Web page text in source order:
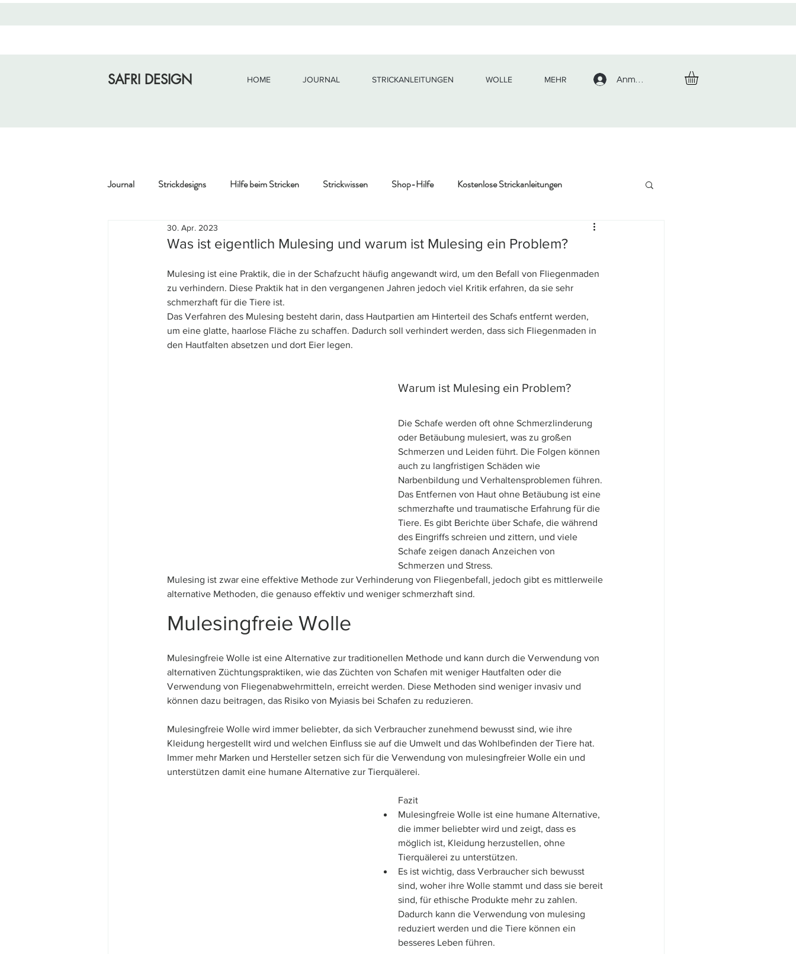
SAFRI DESIGN HOME JOURNAL STRICKANLEITUNGEN WOLLE MEHR Anmelden
Journal Strickdesigns Hilfe beim Stricken Strickwissen Shop-Hilfe Kostenlose Strickanleitungen
Gedankenwelt Mulesing, Zertifikate & Wolle
Was ist eigentlich Mulesing und warum ist Mulesing ein Problem?
30. Apr. 2023
Mulesing ist eine Praktik, die in der Schafzucht häufig angewandt wird, um den Befall von Fliegenmaden
zu verhindern. Diese Praktik hat in den vergangenen Jahren jedoch viel Kritik erfahren, da sie sehr
schmerzhaft für die Tiere ist.
Das Verfahren des Mulesing besteht darin, dass Hautpartien am Hinterteil des Schafs entfernt werden,
um eine glatte, haarlose Fläche zu schaffen. Dadurch soll verhindert werden, dass sich Fliegenmaden in
den Hautfalten absetzen und dort Eier legen.
Warum ist Mulesing ein Problem?
Die Schafe werden oft ohne Schmerzlinderung
oder Betäubung mulesiert, was zu großen
Schmerzen und Leiden führt. Die Folgen können
auch zu langfristigen Schäden wie
Narbenbildung und Verhaltensproblemen führen.
Das Entfernen von Haut ohne Betäubung ist eine
schmerzhafte und traumatische Erfahrung für die
Tiere. Es gibt Berichte über Schafe, die während
des Eingriffs schreien und zittern, und viele
Schafe zeigen danach Anzeichen von
Schmerzen und Stress.
Mulesing ist zwar eine effektive Methode zur Verhinderung von Fliegenbefall, jedoch gibt es mittlerweile
alternative Methoden, die genauso effektiv und weniger schmerzhaft sind.
Mulesingfreie Wolle
Mulesingfreie Wolle ist eine Alternative zur traditionellen Methode und kann durch die Verwendung von
alternativen Züchtungspraktiken, wie das Züchten von Schafen mit weniger Hautfalten oder die
Verwendung von Fliegenabwehrmitteln, erreicht werden. Diese Methoden sind weniger invasiv und
können dazu beitragen, das Risiko von Myiasis bei Schafen zu reduzieren.
Mulesingfreie Wolle wird immer beliebter, da sich Verbraucher zunehmend bewusst sind, wie ihre
Kleidung hergestellt wird und welchen Einfluss sie auf die Umwelt und das Wohlbefinden der Tiere hat.
Immer mehr Marken und Hersteller setzen sich für die Verwendung von mulesingfreier Wolle ein und
unterstützen damit eine humane Alternative zur Tierquälerei.
Fazit
Mulesingfreie Wolle ist eine humane Alternative,
die immer beliebter wird und zeigt, dass es
möglich ist, Kleidung herzustellen, ohne
Tierquälerei zu unterstützen.
Es ist wichtig, dass Verbraucher sich bewusst
sind, woher ihre Wolle stammt und dass sie bereit
sind, für ethische Produkte mehr zu zahlen.
Dadurch kann die Verwendung von mulesing
reduziert werden und die Tiere können ein
besseres Leben führen.